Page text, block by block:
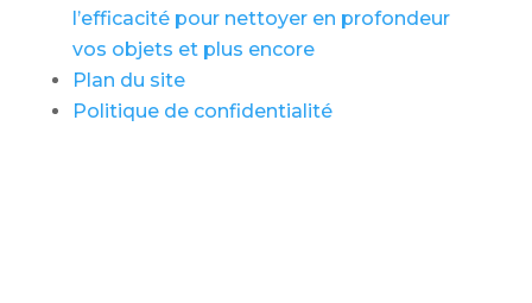
l’efficacité pour nettoyer en profondeur
vos objets et plus encore
Plan du site
Politique de confidentialité